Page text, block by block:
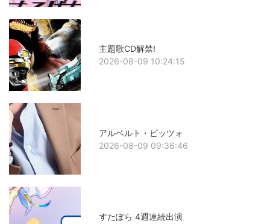
主題歌CD解禁!
2026-08-09 10:24:15
アルベルト・ピッツォ
2026-08-09 09:36:46
すたぽら 4週連続出演